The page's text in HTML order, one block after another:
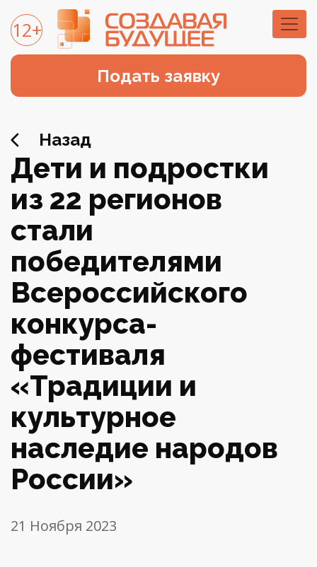
12+
Подать заявку
Назад
Дети и подростки
из 22 регионов
стали
победителями
Всероссийского
конкурса-
фестиваля
«Традиции и
культурное
наследие народов
России»
21 Ноября 2023